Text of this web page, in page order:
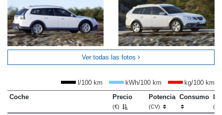
Ver todas las fotos
l/100 km kWh/100 km
kg/100 km
Coche
Precio
(€)
Potencia
(CV)
Consumo